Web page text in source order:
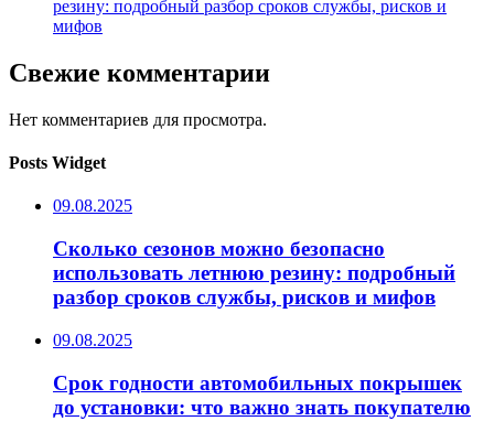
резину: подробный разбор сроков службы, рисков и
мифов
Свежие комментарии
Нет комментариев для просмотра.
Posts Widget
09.08.2025
Сколько сезонов можно безопасно
использовать летнюю резину: подробный
разбор сроков службы, рисков и мифов
09.08.2025
Срок годности автомобильных покрышек
до установки: что важно знать покупателю